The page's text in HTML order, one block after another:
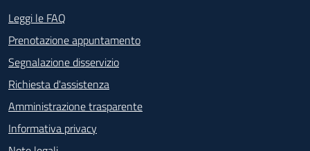
Footer - Contatti
Leggi le FAQ
Prenotazione appuntamento
Segnalazione disservizio
Richiesta d'assistenza
Amministrazione trasparente
Informativa privacy